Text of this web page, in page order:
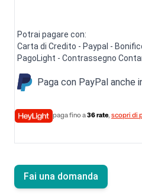
Potrai pagare con:
Carta di Credito - Paypal -
PagoLight - Contrassegno
Paga con PayPal anche
paga fino a36 rate, scopri di
Fai una domanda